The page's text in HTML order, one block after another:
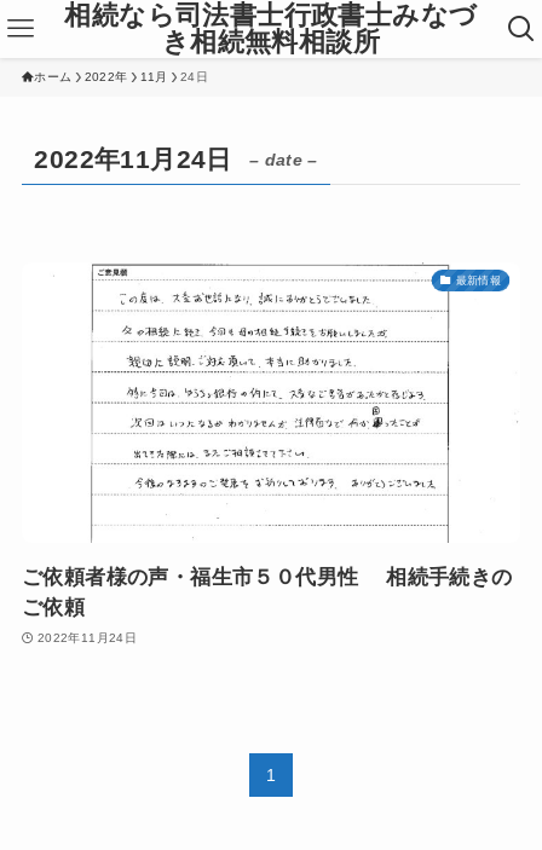
相続なら司法書士行政書士みなづ
き相続無料相談所
ホーム 2022年 11月 24日
2022年11月24日 – date –
最新情報
ご依頼者様の声・福生市５０代男性 相続手続きの
ご依頼
2022年11月24日
1